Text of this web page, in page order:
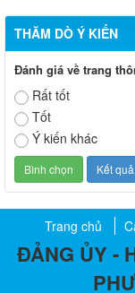
THĂM DÒ Ý KIẾN
Đánh giá về trang
Rất tốt
Tốt
Ý kiến khác
Trang chủ
ĐẢNG ỦY -